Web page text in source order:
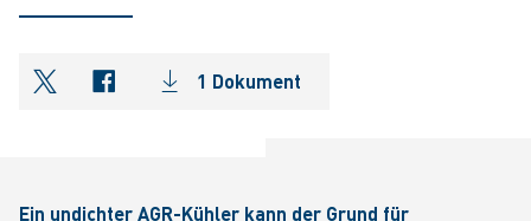
shareOntwitter
shareOnfacebook
1 Dokument
Ein undichter AGR-Kühler kann der Grund für